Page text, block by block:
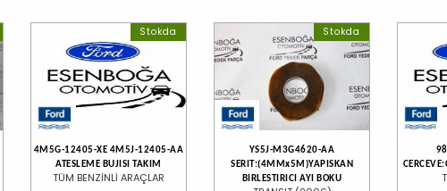
Stokda
4M5G-12405-XE 4M5J-12405-AA
ATESLEME BUJISI TAKIM
TÜM BENZİNLİ ARAÇLAR
Stokda
YS5J-M3G4620-AA
SERIT:(4MMx5M)YAPISKAN
BIRLESTIRICI AYI BOKU